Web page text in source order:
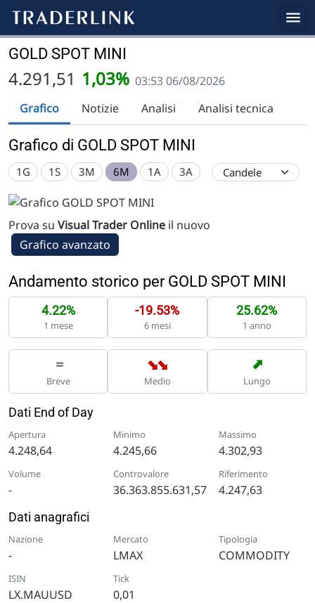
GOLD SPOT MINI
4.291,51 1,03% 03:53 06/08/2026
Grafico
Notizie Analisi Analisi tecnica
Grafico di GOLD SPOT MINI
1G 1S 3M 6M 1A 3A
Prova su Visual Trader Online il nuovo
Grafico avanzato
Andamento storico per GOLD SPOT MINI
4.22%
1 mese
-19.53%
6 mesi
25.62%
1 anno
=
Breve
➡
➡
Medio
➡
Lungo
Dati End of Day
Apertura
4.248,64
Minimo
4.245,66
Massimo
4.302,93
Volume
-
Controvalore
36.363.855.631,57
Riferimento
4.247,63
Dati anagrafici
Nazione
-
Mercato
LMAX
Tipologia
COMMODITY
ISIN
LX.MAUUSD
Tick
0,01